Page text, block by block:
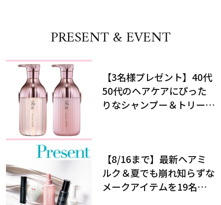
PRESENT & EVENT
【3名様プレゼント】40代
50代のヘアケアにぴった
りなシャンプー＆トリート
【8/16まで】最新ヘアミ
ルク＆夏でも崩れ知らずな
メークアイテムを19名様